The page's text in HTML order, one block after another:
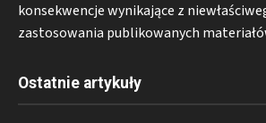
konsekwencje wynikające z
zastosowania publikowanych
Ostatnie artykuły